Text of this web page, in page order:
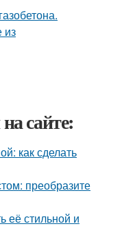
сайте:
как сделать
преобразите
её стильной и